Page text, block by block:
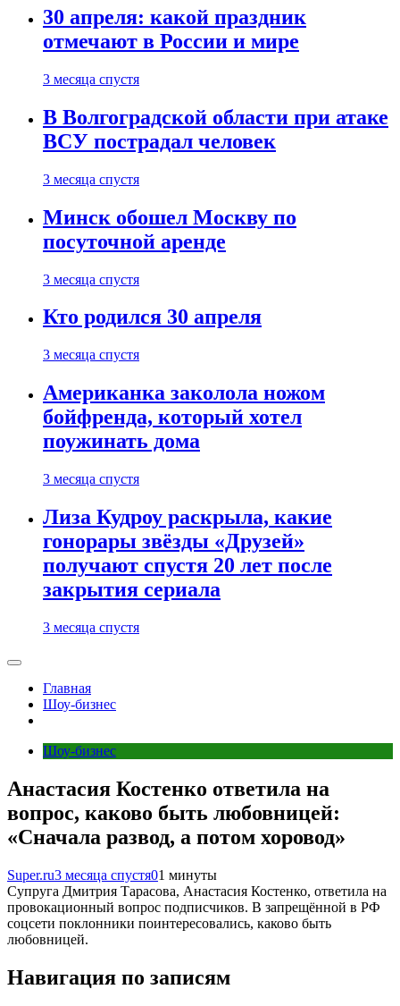
30 апреля: какой праздник
отмечают в России и мире
3 месяца спустя
В Волгоградской области при атаке
ВСУ пострадал человек
3 месяца спустя
Минск обошел Москву по
посуточной аренде
3 месяца спустя
Кто родился 30 апреля
3 месяца спустя
Американка заколола ножом
бойфренда, который хотел
поужинать дома
3 месяца спустя
Лиза Кудроу раскрыла, какие
гонорары звёзды «Друзей»
получают спустя 20 лет после
закрытия сериала
3 месяца спустя
Главная
Шоу-бизнес
Шоу-бизнес
Анастасия Костенко ответила на
вопрос, каково быть любовницей:
«Сначала развод, а потом хоровод»
Super.ru3 месяца спустя01 минуты
Супруга Дмитрия Тарасова, Анастасия Костенко, ответила на
провокационный вопрос подписчиков. В запрещённой в РФ
соцсети поклонники поинтересовались, каково быть
любовницей.
Навигация по записям